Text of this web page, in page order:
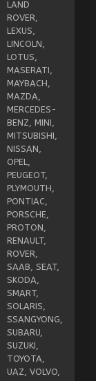
LAND
ROVER,
LEXUS,
LINCOLN,
LOTUS,
MASERATI,
MAYBACH,
MAZDA,
MERCEDES-
BENZ, MINI,
MITSUBISHI,
NISSAN,
OPEL,
PEUGEOT,
PLYMOUTH,
PONTIAC,
PORSCHE,
PROTON,
RENAULT,
ROVER,
SAAB, SEAT,
SKODA,
SMART,
SOLARIS,
SSANGYONG,
SUBARU,
SUZUKI,
TOYOTA,
UAZ, VOLVO,